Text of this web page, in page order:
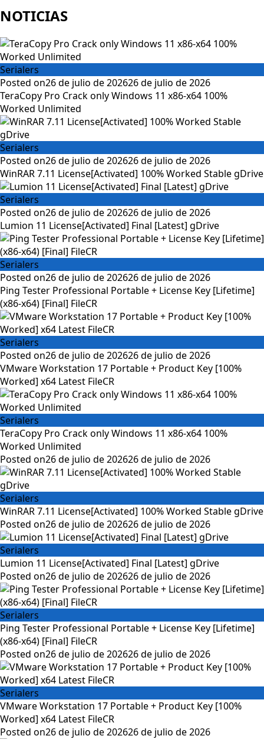
NOTICIAS
Serialers
Posted on26 de julio de 202626 de julio de 2026
TeraCopy Pro Crack only Windows 11 x86-x64 100%
Worked Unlimited
Serialers
Posted on26 de julio de 202626 de julio de 2026
WinRAR 7.11 License[Activated] 100% Worked Stable gDrive
Serialers
Posted on26 de julio de 202626 de julio de 2026
Lumion 11 License[Activated] Final [Latest] gDrive
Serialers
Posted on26 de julio de 202626 de julio de 2026
Ping Tester Professional Portable + License Key [Lifetime]
(x86-x64) [Final] FileCR
Serialers
Posted on26 de julio de 202626 de julio de 2026
VMware Workstation 17 Portable + Product Key [100%
Worked] x64 Latest FileCR
Serialers
TeraCopy Pro Crack only Windows 11 x86-x64 100%
Worked Unlimited
Posted on26 de julio de 202626 de julio de 2026
Serialers
WinRAR 7.11 License[Activated] 100% Worked Stable gDrive
Posted on26 de julio de 202626 de julio de 2026
Serialers
Lumion 11 License[Activated] Final [Latest] gDrive
Posted on26 de julio de 202626 de julio de 2026
Serialers
Ping Tester Professional Portable + License Key [Lifetime]
(x86-x64) [Final] FileCR
Posted on26 de julio de 202626 de julio de 2026
Serialers
VMware Workstation 17 Portable + Product Key [100%
Worked] x64 Latest FileCR
Posted on26 de julio de 202626 de julio de 2026